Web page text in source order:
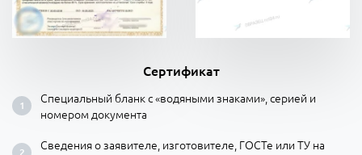
Сертификат
Специальный бланк с «водяными знаками», серией и
номером документа
Сведения о заявителе, изготовителе, ГОСТе или ТУ на